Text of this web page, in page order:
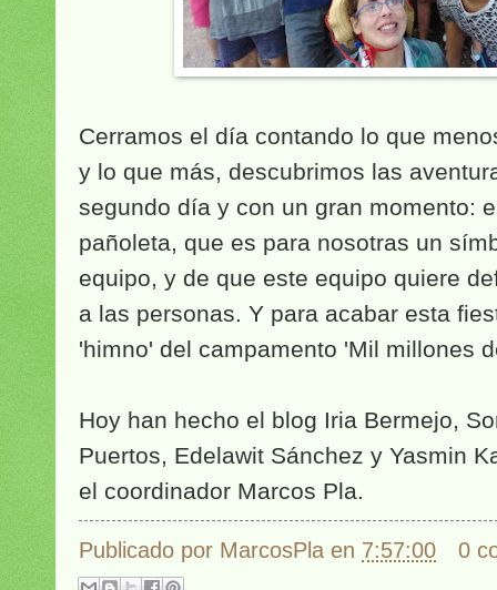
Cerramos el día contando lo que
y lo que más, descubrimos las
segundo día y con un gran momento:
pañoleta, que es para nosotras un
equipo, y de que este equipo quiere
a las personas. Y para acabar esta
'himno' del campamento 'Mil millones
Hoy han hecho el blog Iria Bermejo,
Puertos, Edelawit Sánchez y Yasmin
el coordinador Marcos Pla.
Publicado por MarcosPla en 7:57:00 0